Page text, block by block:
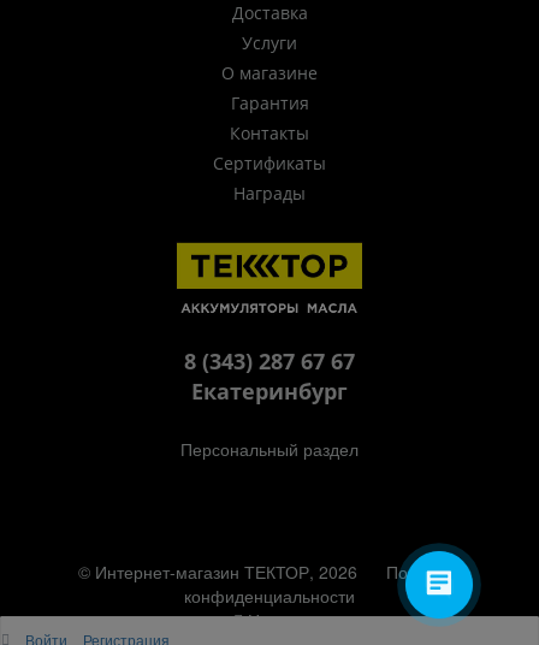
Доставка
Услуги
О магазине
Гарантия
Контакты
Сертификаты
Награды
8 (343) 287 67 67
Екатеринбург
Персональный раздел
© Интернет-магазин ТЕКТОР, 2026
Политика
конфиденциальности
Наверх
Войти Регистрация